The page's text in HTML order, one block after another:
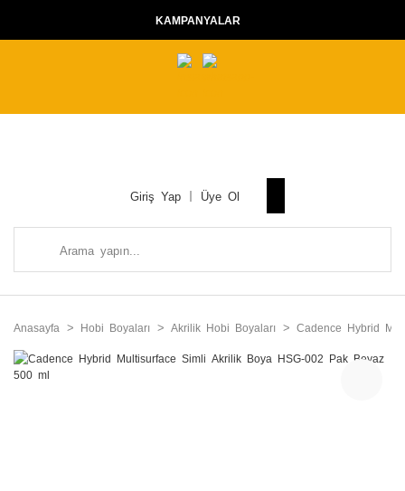
KAMPANYALAR
Giriş Yap Üye Ol
Anasayfa Hobi Boyaları Akrilik Hobi Boyaları Cadence Hybrid